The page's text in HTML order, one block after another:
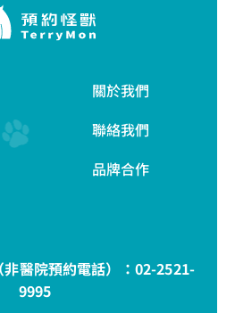
關於我們
聯絡我們
品牌合作
醫院預約電話）： 02-2521-
9995